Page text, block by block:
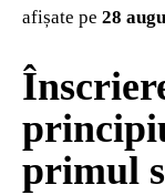
afișate pe 28
primul